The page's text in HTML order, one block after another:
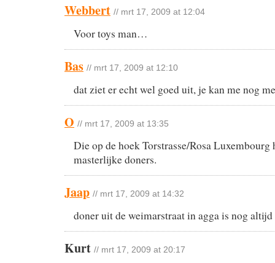
Webbert // mrt 17, 2009 at 12:04
Voor toys man…
Bas // mrt 17, 2009 at 12:10
dat ziet er echt wel goed uit, je kan me nog
O // mrt 17, 2009 at 13:35
Die op de hoek Torstrasse/Rosa Luxembourg
masterlijke doners.
Jaap // mrt 17, 2009 at 14:32
doner uit de weimarstraat in agga is nog altijd
Kurt // mrt 17, 2009 at 20:17